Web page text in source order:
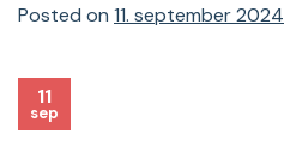
Posted on 11. september 2024
11
sep